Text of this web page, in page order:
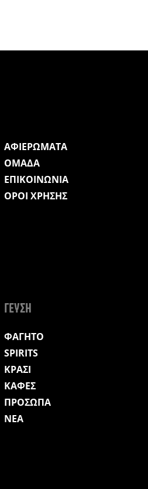
ΑΦΙΕΡΩΜΑΤΑ
ΟΜΑΔΑ
ΕΠΙΚΟΙΝΩΝΙΑ
ΟΡΟΙ ΧΡΗΣΗΣ
ΓΕΥΣΗ
ΦΑΓΗΤΟ
SPIRITS
ΚΡΑΣΙ
ΚΑΦΕΣ
ΠΡΟΣΩΠΑ
ΝΕΑ